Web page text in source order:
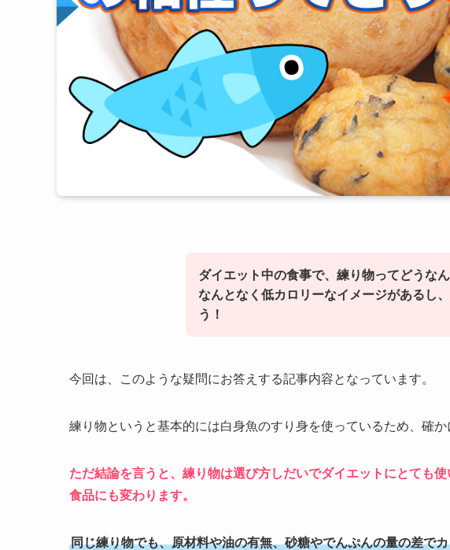
ダイエット中の食事で、練り物ってどうな
なんとなく低カロリーなイメージがあるし
う！
今回は、このような疑問にお答えする記事内容となっています。
練り物というと基本的には白身魚のすり身を使っているため、確
ただ結論を言うと、練り物は選び方しだいでダイエットにとても
食品にも変わります。
同じ練り物でも、原材料や油の有無、砂糖やでんぷんの量の差で